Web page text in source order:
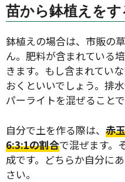
苗から鉢植えを
鉢植えの場合は、市販の
ん。肥料が含まれている
きます。もし含まれてい
おくといいでしょう。排
パーライトを混ぜることで
自分で土を作る際は、 赤
6:3:1の割合で混ぜます。
成です。どちらか自分に
さい。